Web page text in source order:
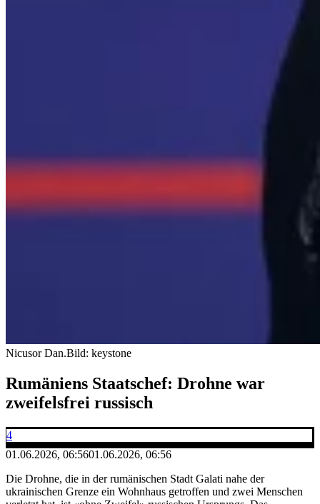
Nicusor Dan.Bild: keystone
Rumäniens Staatschef: Drohne war
zweifelsfrei russisch
4
01.06.2026, 06:5601.06.2026, 06:56
Die Drohne, die in der rumänischen Stadt Galati nahe der
ukrainischen Grenze ein Wohnhaus getroffen und zwei Menschen